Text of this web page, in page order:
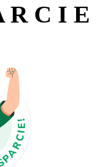
R C I E